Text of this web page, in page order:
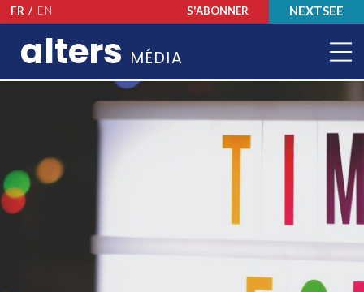
FR / EN S'ABONNER NEXTSEE
alters MÉDIA